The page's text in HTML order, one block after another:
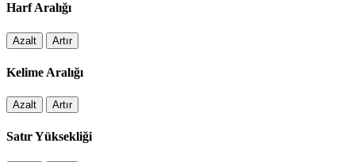
Harf Aralığı
Azalt Artır
Kelime Aralığı
Azalt Artır
Satır Yüksekliği